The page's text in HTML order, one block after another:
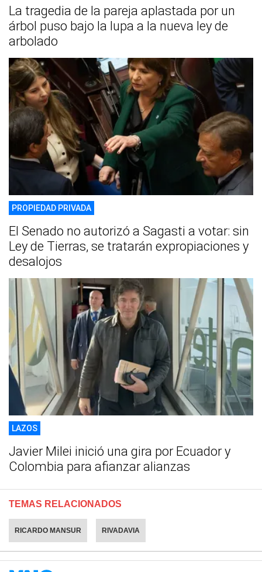
La tragedia de la pareja aplastada por un
árbol puso bajo la lupa a la nueva ley de
arbolado
PROPIEDAD PRIVADA
El Senado no autorizó a Sagasti a votar: sin
Ley de Tierras, se tratarán expropiaciones y
desalojos
LAZOS
Javier Milei inició una gira por Ecuador y
Colombia para afianzar alianzas
TEMAS RELACIONADOS
RICARDO MANSUR RIVADAVIA